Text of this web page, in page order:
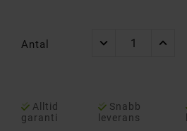
Antal
Alltid
garanti
Snabb
leverans